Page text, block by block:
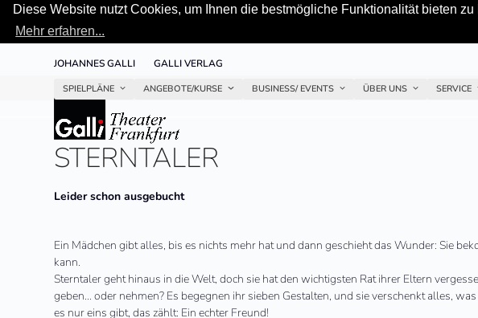
Diese Website nutzt Cookies, um Ihnen die bestmögliche Funktionalität bieten
Mehr erfahren...
JOHANNES GALLI GALLI VERLAG
SPIELPLÄNE ANGEBOTE/KURSE BUSINESS/ EVENTS ÜBER UNS SERVICE
STERNTALER
Leider schon ausgebucht
Ein Mädchen gibt alles, bis es nichts mehr hat und dann geschieht das Wunder: Sie
kann.
Sterntaler geht hinaus in die Welt, doch sie hat den wichtigsten Rat ihrer Eltern
geben… oder nehmen? Es begegnen ihr sieben Gestalten, und sie verschenkt alles,
es nur eins gibt, das zählt: Ein echter Freund!